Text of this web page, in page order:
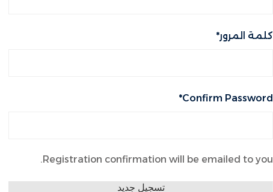
كلمة المرور*
Confirm Password
*
Registration confirmation will be emailed to you.
هل فقدت كلمة المرور الخاصة بك؟